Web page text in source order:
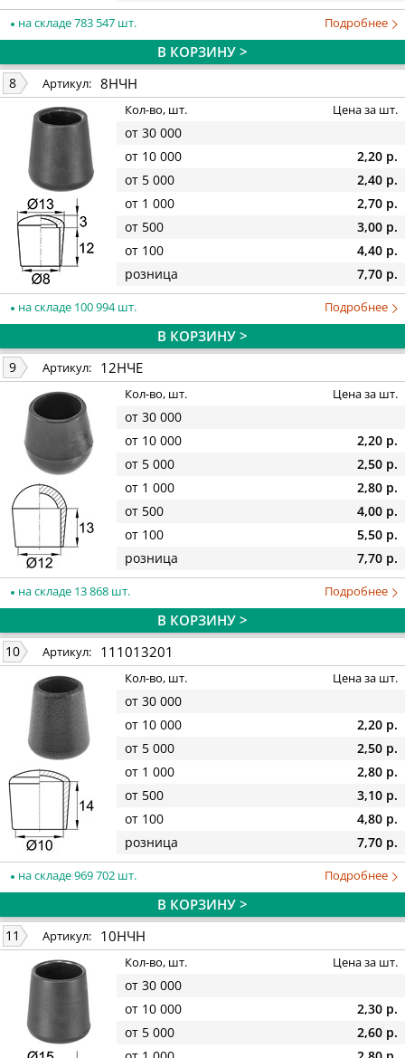
на складе 783 547 шт. Подробнее
В КОРЗИНУ >
8 Артикул: 8НЧН
Кол-во, шт. Цена за шт.
от 30 000
от 10 000
2,20 р.
от 5 000
2,40 р.
от 1 000
2,70 р.
от 500
3,00 р.
от 100
4,40 р.
розница
7,70 р.
на складе 100 994 шт. Подробнее
В КОРЗИНУ >
9 Артикул: 12НЧЕ
Кол-во, шт. Цена за шт.
от 30 000
от 10 000
2,20 р.
от 5 000
2,50 р.
от 1 000
2,80 р.
от 500
4,00 р.
от 100
5,50 р.
розница
7,70 р.
на складе 13 868 шт. Подробнее
В КОРЗИНУ >
10 Артикул: 111013201
Кол-во, шт. Цена за шт.
от 30 000
от 10 000
2,20 р.
от 5 000
2,50 р.
от 1 000
2,80 р.
от 500
3,10 р.
от 100
4,80 р.
розница
7,70 р.
на складе 969 702 шт. Подробнее
В КОРЗИНУ >
11 Артикул: 10НЧН
Кол-во, шт. Цена за шт.
от 30 000
от 10 000
2,30 р.
от 5 000
2,60 р.